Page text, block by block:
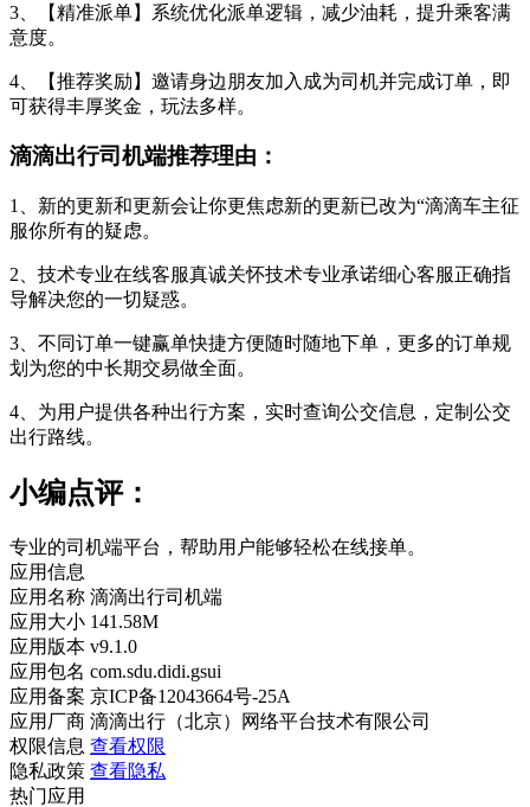
3、【精准派单】系统优化派单逻辑，减少油耗，提升乘客满
意度。
4、【推荐奖励】邀请身边朋友加入成为司机并完成订单，即
可获得丰厚奖金，玩法多样。
滴滴出行司机端推荐理由：
1、新的更新和更新会让你更焦虑新的更新已改为“滴滴车主征
服你所有的疑虑。
2、技术专业在线客服真诚关怀技术专业承诺细心客服正确指
导解决您的一切疑惑。
3、不同订单一键赢单快捷方便随时随地下单，更多的订单规
划为您的中长期交易做全面。
4、为用户提供各种出行方案，实时查询公交信息，定制公交
出行路线。
小编点评：
专业的司机端平台，帮助用户能够轻松在线接单。
应用信息
应用名称 滴滴出行司机端
应用大小 141.58M
应用版本 v9.1.0
应用包名 com.sdu.didi.gsui
应用备案 京ICP备12043664号-25A
应用厂商 滴滴出行（北京）网络平台技术有限公司
权限信息 查看权限
隐私政策 查看隐私
热门应用